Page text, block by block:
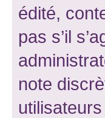
édité,
pas s’il
note